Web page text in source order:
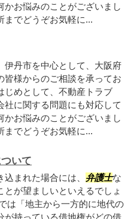
かお悩みのことがございまし
までどうぞお気軽に...
伊丹市を中心として、大阪府
皆様からのご相談を承ってお
じめとして、不動産トラブ
社に関する問題にも対応して
かお悩みのことがございまし
までどうぞお気軽に...
いて
まれた場合には、 弁護士な
が望ましいといえるでしょ
は「地主から一方的に地代の
が持っている借地権がどの借